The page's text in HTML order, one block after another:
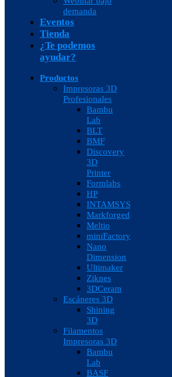
demanda
Eventos
Tienda
¿Te podemos
ayudar?
Productos
Impresoras 3D
Profesionales
Bambu
Lab
BLT
BMF
Discovery
3D
Printer
Formlabs
HP
INTAMSYS
Markforged
Meltio
miniFactory
Nano
Dimension
Ultimaker
Ziknes
3DCeram
Escáneres 3D
Shining
3D
Filamentos
Impresoras 3D
Bambu
Lab
BASF